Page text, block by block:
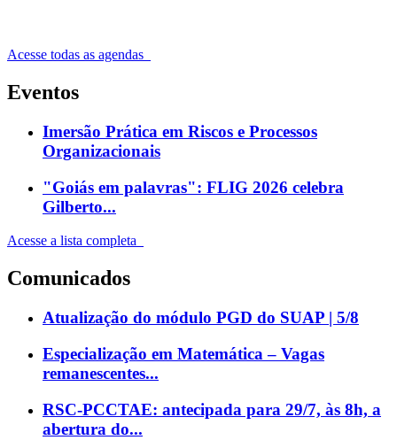
Acesse todas as agendas
Eventos
Imersão Prática em Riscos e Processos
Organizacionais
"Goiás em palavras": FLIG 2026 celebra
Gilberto...
Acesse a lista completa
Comunicados
Atualização do módulo PGD do SUAP | 5/8
Especialização em Matemática – Vagas
remanescentes...
RSC-PCCTAE: antecipada para 29/7, às 8h, a
abertura do...